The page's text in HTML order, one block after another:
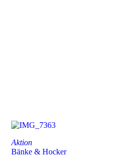
Aktion
Bänke & Hocker